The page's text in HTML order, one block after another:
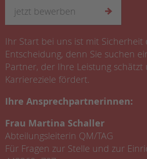
jetzt bewerben
Ihr Start bei uns ist mit Sicherheit
Entscheidung, denn Sie suchen
Partner, der Ihre Leistung schätzt
Karriereziele fördert.
Ihre Ansprechpartnerinnen:
Frau Martina Schaller
Abteilungsleiterin QM/TAG
Für Fragen zur Stelle und zur